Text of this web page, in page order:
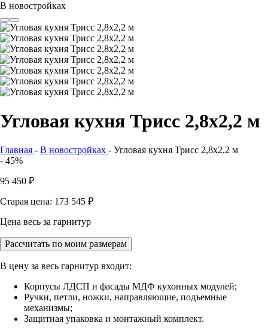
В новостройках
Угловая кухня Трисс 2,8х2,2 м
Главная - В новостройках - Угловая кухня Трисс 2,8х2,2 м
- 45%
95 450 ₽
Старая цена: 173 545 ₽
Цена весь за гарнитур
Рассчитать по моим размерам
В цену за весь гарнитур входит:
Корпусы ЛДСП и фасады МДФ кухонных модулей;
Ручки, петли, ножки, направляющие, подъемные
механизмы;
Защитная упаковка и монтажный комплект.